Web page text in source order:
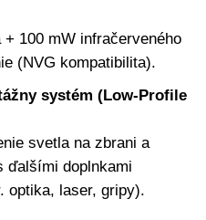
100 mW infračerveného
(NVG kompatibilita).
systém (Low-Profile
svetla na zbrani a
ďalšími doplnkami
optika, laser, gripy).